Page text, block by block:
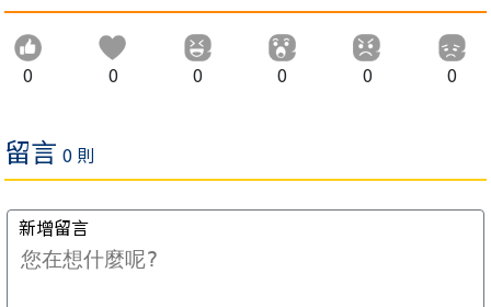
0 0 0 0 0 0